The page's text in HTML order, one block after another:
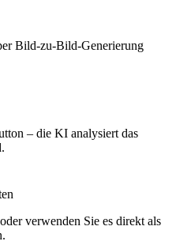
Bild-zu-Bild-Generierung
– die KI analysiert das
verwenden Sie es direkt als